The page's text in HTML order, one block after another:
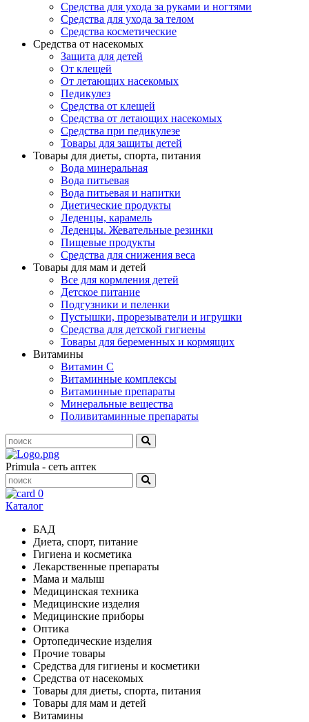
Средства для ухода за руками и ногтями
Средства для ухода за телом
Средства косметические
Средства от насекомых
Защита для детей
От клещей
От летающих насекомых
Педикулез
Средства от клещей
Средства от летающих насекомых
Средства при педикулезе
Товары для защиты детей
Товары для диеты, спорта, питания
Вода минеральная
Вода питьевая
Вода питьевая и напитки
Диетические продукты
Леденцы, карамель
Леденцы. Жевательные резинки
Пищевые продукты
Средства для снижения веса
Товары для мам и детей
Все для кормления детей
Детское питание
Подгузники и пеленки
Пустышки, прорезыватели и игрушки
Средства для детской гигиены
Товары для беременных и кормящих
Витамины
Витамин С
Витаминные комплексы
Витаминные препараты
Минеральные вещества
Поливитаминные препараты
Primula - сеть аптек
0
Каталог
БАД
Диета, спорт, питание
Гигиена и косметика
Лекарственные препараты
Мама и малыш
Медицинская техника
Медицинские изделия
Медицинские приборы
Оптика
Ортопедические изделия
Прочие товары
Средства для гигиены и косметики
Средства от насекомых
Товары для диеты, спорта, питания
Товары для мам и детей
Витамины